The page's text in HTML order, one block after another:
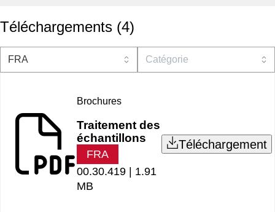
Téléchargements (4)
Brochures
Traitement des
échantillons
FRA
00.30.419 | 1.91
MB
Téléchargement